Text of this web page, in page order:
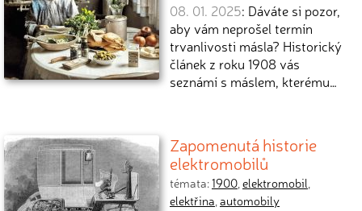
08. 01. 2025: Dáváte si pozor,
aby vám neprošel termín
trvanlivosti másla? Historický
článek z roku 1908 vás
seznámí s máslem, kterému…
Zapomenutá historie
elektromobilů
témata:1900,elektromobil,
elektřina,automobily